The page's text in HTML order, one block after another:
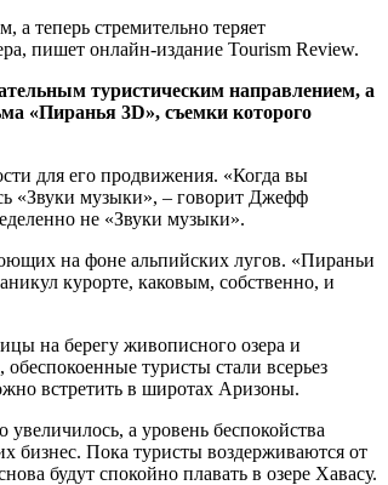
теперь стремительно теряет
пишет онлайн-издание Tourism Review.
туристическим направлением, а
«Пиранья 3D», съемки которого
для его продвижения. «Когда вы
«Звуки музыки», – говорит Джефф
не «Звуки музыки».
на фоне альпийских лугов. «Пираньи
курорте, каковым, собственно, и
на берегу живописного озера и
туристы стали всерьез
встретить в широтах Аризоны.
а уровень беспокойства
бизнес. Пока туристы воздерживаются от
будут спокойно плавать в озере Хавасу.